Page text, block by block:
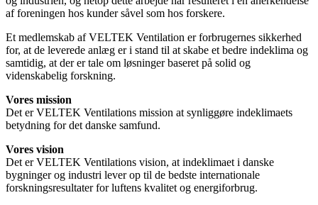
af foreningen hos kunder såvel som hos forskere.
Et medlemskab af VELTEK Ventilation er forbrugernes sikkerhed
for, at de leverede anlæg er i stand til at skabe et bedre indeklima og
samtidig, at der er tale om løsninger baseret på solid og
videnskabelig forskning.
Vores mission
Det er VELTEK Ventilations mission at synliggøre indeklimaets
betydning for det danske samfund.
Vores vision
Det er VELTEK Ventilations vision, at indeklimaet i danske
bygninger og industri lever op til de bedste internationale
forskningsresultater for luftens kvalitet og energiforbrug.